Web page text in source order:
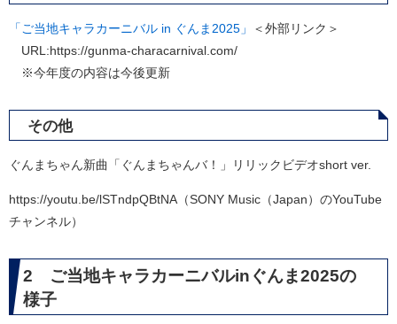
「ご当地キャラカーニバル in ぐんま2025」
＜外部リンク＞
URL:https://gunma-characarnival.com/
※今年度の内容は今後更新
その他
ぐんまちゃん新曲「ぐんまちゃんバ！」リリックビデオshort ver.
https://youtu.be/lSTndpQBtNA（SONY Music（Japan）のYouTube
チャンネル）
2 ご当地キャラカーニバルinぐんま2025の
様子